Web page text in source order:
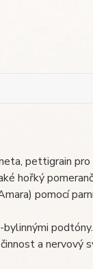
pettigrain
hořký
pomocí
a